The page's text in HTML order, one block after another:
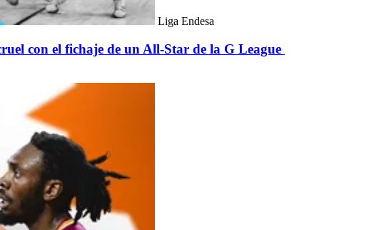
Liga Endesa
con el fichaje de un All-Star de la G League